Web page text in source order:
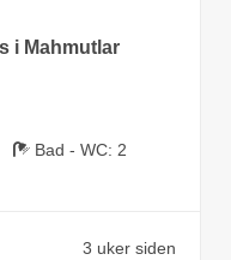
i Mahmutlar
Bad - WC: 2
3 uker siden